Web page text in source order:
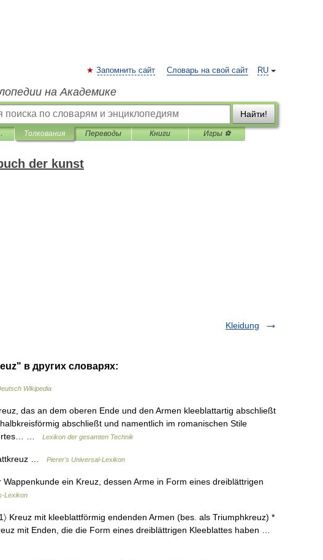
RU
Запомнить сайт Словарь на свой сайт
на Академике
Найти!
kunst Толкования Переводы Книги Игры ⚽
der kunst
Kleidung
в других словарях:
Wikipedia
das an dem oberen Ende und den Armen kleeblattartig abschließt
abschließt und namentlich im romanischen Stile
…
Lexikon der gesamten Technik
… Pierer's Universal-Lexikon
ein Kreuz, dessen Arme in Form eines dreiblättrigen
Lexikon
Kreuz mit kleeblattförmig endenden Armen (bes. als Triumphkreuz) *
mit Enden, die die Form eines dreiblättrigen Kleeblattes haben …